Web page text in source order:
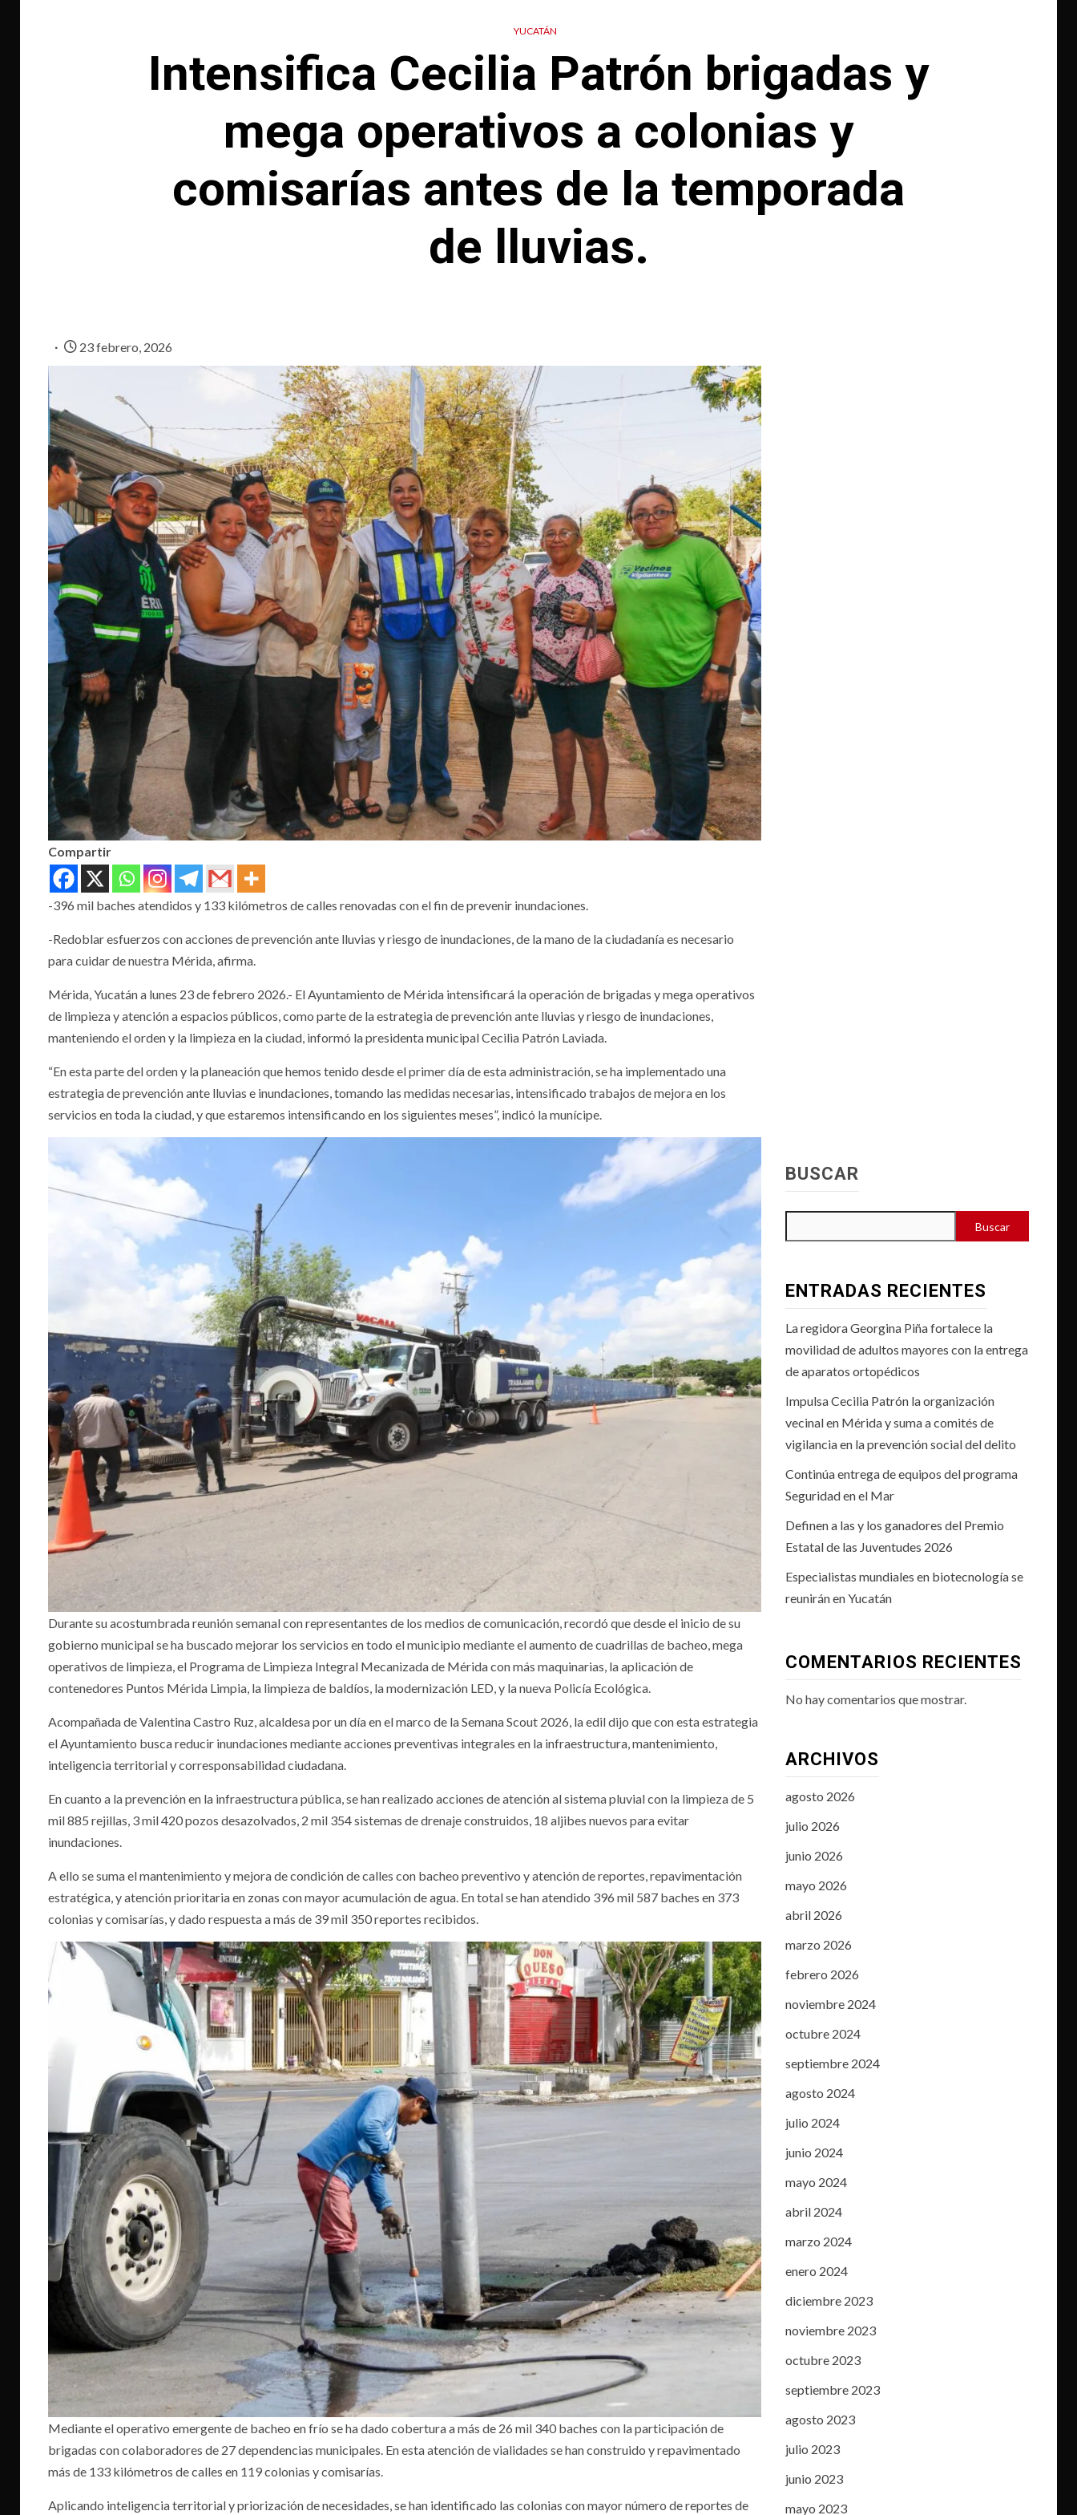
YUCATÁN
Intensifica Cecilia Patrón brigadas y
mega operativos a colonias y
comisarías antes de la temporada
de lluvias.
23 febrero, 2026
Compartir
-396 mil baches atendidos y 133 kilómetros de calles renovadas con el fin de prevenir inundaciones.
-Redoblar esfuerzos con acciones de prevención ante lluvias y riesgo de inundaciones, de la mano de la ciudadanía es necesario
para cuidar de nuestra Mérida, afirma.
Mérida, Yucatán a lunes 23 de febrero 2026.- El Ayuntamiento de Mérida intensificará la operación de brigadas y mega operativos
de limpieza y atención a espacios públicos, como parte de la estrategia de prevención ante lluvias y riesgo de inundaciones,
manteniendo el orden y la limpieza en la ciudad, informó la presidenta municipal Cecilia Patrón Laviada.
“En esta parte del orden y la planeación que hemos tenido desde el primer día de esta administración, se ha implementado una
estrategia de prevención ante lluvias e inundaciones, tomando las medidas necesarias, intensificado trabajos de mejora en los
servicios en toda la ciudad, y que estaremos intensificando en los siguientes meses”, indicó la munícipe.
Durante su acostumbrada reunión semanal con representantes de los medios de comunicación, recordó que desde el inicio de su
gobierno municipal se ha buscado mejorar los servicios en todo el municipio mediante el aumento de cuadrillas de bacheo, mega
operativos de limpieza, el Programa de Limpieza Integral Mecanizada de Mérida con más maquinarias, la aplicación de
contenedores Puntos Mérida Limpia, la limpieza de baldíos, la modernización LED, y la nueva Policía Ecológica.
Acompañada de Valentina Castro Ruz, alcaldesa por un día en el marco de la Semana Scout 2026, la edil dijo que con esta estrategia
el Ayuntamiento busca reducir inundaciones mediante acciones preventivas integrales en la infraestructura, mantenimiento,
inteligencia territorial y corresponsabilidad ciudadana.
En cuanto a la prevención en la infraestructura pública, se han realizado acciones de atención al sistema pluvial con la limpieza de 5
mil 885 rejillas, 3 mil 420 pozos desazolvados, 2 mil 354 sistemas de drenaje construidos, 18 aljibes nuevos para evitar
inundaciones.
A ello se suma el mantenimiento y mejora de condición de calles con bacheo preventivo y atención de reportes, repavimentación
estratégica, y atención prioritaria en zonas con mayor acumulación de agua. En total se han atendido 396 mil 587 baches en 373
colonias y comisarías, y dado respuesta a más de 39 mil 350 reportes recibidos.
Mediante el operativo emergente de bacheo en frío se ha dado cobertura a más de 26 mil 340 baches con la participación de
brigadas con colaboradores de 27 dependencias municipales. En esta atención de vialidades se han construido y repavimentado
más de 133 kilómetros de calles en 119 colonias y comisarías.
Aplicando inteligencia territorial y priorización de necesidades, se han identificado las colonias con mayor número de reportes de
BUSCAR
Buscar
ENTRADAS RECIENTES
La regidora Georgina Piña fortalece la
movilidad de adultos mayores con la entrega
de aparatos ortopédicos
Impulsa Cecilia Patrón la organización
vecinal en Mérida y suma a comités de
vigilancia en la prevención social del delito
Continúa entrega de equipos del programa
Seguridad en el Mar
Definen a las y los ganadores del Premio
Estatal de las Juventudes 2026
Especialistas mundiales en biotecnología se
reunirán en Yucatán
COMENTARIOS RECIENTES
No hay comentarios que mostrar.
ARCHIVOS
agosto 2026
julio 2026
junio 2026
mayo 2026
abril 2026
marzo 2026
febrero 2026
noviembre 2024
octubre 2024
septiembre 2024
agosto 2024
julio 2024
junio 2024
mayo 2024
abril 2024
marzo 2024
enero 2024
diciembre 2023
noviembre 2023
octubre 2023
septiembre 2023
agosto 2023
julio 2023
junio 2023
mayo 2023